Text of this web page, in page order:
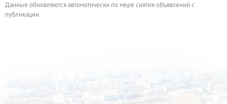
Данные обновляются автоматически по мере снятия объявлений с
публикации.